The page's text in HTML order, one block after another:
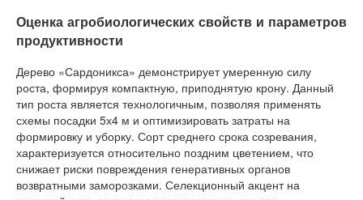
Оценка агробиологических свойств и параметров
продуктивности
Дерево «Сардоникса» демонстрирует умеренную силу
роста, формируя компактную, приподнятую крону. Данный
тип роста является технологичным, позволяя применять
схемы посадки 5х4 м и оптимизировать затраты на
формировку и уборку. Сорт среднего срока созревания,
характеризуется относительно поздним цветением, что
снижает риски повреждения генеративных органов
возвратными заморозками. Селекционный акцент на